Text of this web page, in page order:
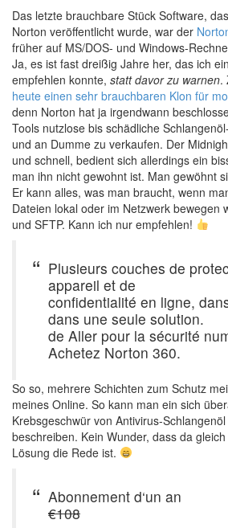
Das letzte brauchbare Stück Software,
Norton veröffentlicht wurde, war der
früher auf MS/DOS- und Windows-
Ja, es ist fast dreißig Jahre her, das ich
empfehlen konnte, statt davor zu warnen.
heute einen sehr brauchbaren Klon für
denn Norton hat ja irgendwann
Tools nutzlose bis schädliche
und an Dumme zu verkaufen. Der
und schnell, bedient sich allerdings ein
man ihn nicht gewohnt ist. Man gewöhnt
Er kann alles, was man braucht, wenn
Dateien lokal oder im Netzwerk bewegen
und SFTP. Kann ich nur empfehlen!
Plusieurs couches de
appareil et de
confidentialité en ligne,
dans une seule solution.
de Aller pour la sécurité
Achetez Norton 360.
So so, mehrere Schichten zum Schutz
meines Online. So kann man ein sich
Krebsgeschwür von Antivirus-
beschreiben. Kein Wunder, dass da
Lösung die Rede ist.
Abonnement d‘un an
€108